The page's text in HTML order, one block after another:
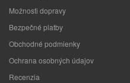
Možnosti dopravy
Bezpečné platby
Obchodné podmienky
Ochrana osobných údajov
Recenzia